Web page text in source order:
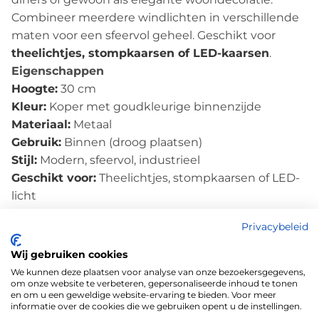
Combineer meerdere windlichten in verschillende
maten voor een sfeervol geheel. Geschikt voor
theelichtjes, stompkaarsen of LED-kaarsen.
Eigenschappen
Hoogte: 30 cm
Kleur: Koper met goudkleurige binnenzijde
Materiaal: Metaal
Gebruik: Binnen (droog plaatsen)
Stijl: Modern, sfeervol, industrieel
Geschikt voor: Theelichtjes, stompkaarsen of LED-
licht
Windlicht Koper 30cm – stijlvol, sfeervol en tijdloos
decoratief.
Privacybeleid
Wij gebruiken cookies
We kunnen deze plaatsen voor analyse van onze bezoekersgegevens,
om onze website te verbeteren, gepersonaliseerde inhoud te tonen
en om u een geweldige website-ervaring te bieden. Voor meer
informatie over de cookies die we gebruiken opent u de instellingen.